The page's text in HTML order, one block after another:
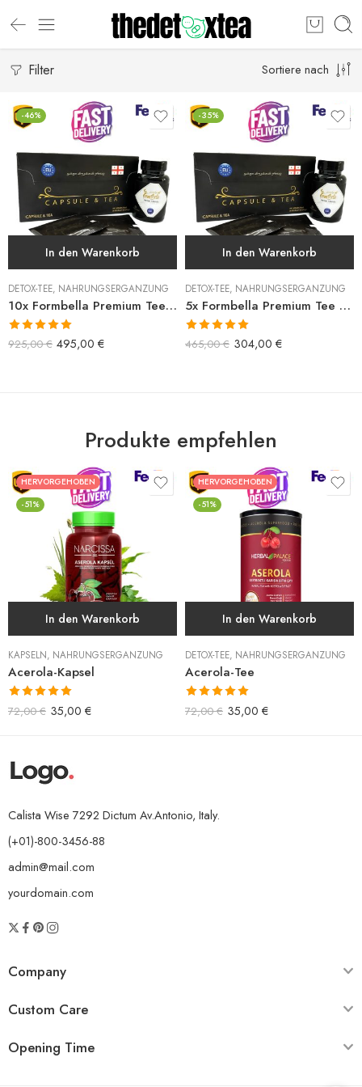
Filter Sortiere nach
-46%
In den Warenkorb
DETOX-TEE, NAHRUNGSERGÄNZUNG
10x Formbella Premium Tee und Kapsel
Bewertet mit
925,00€ 495,00 €
-35%
In den Warenkorb
DETOX-TEE, NAHRUNGSERGÄNZUNG
5x Formbella Premium Tee und Kapsel
Bewertet mit
465,00€ 304,00 €
Produkte empfehlen
HERVORGEHOBEN
-51%
In den Warenkorb
KAPSELN, NAHRUNGSERGÄNZUNG
Acerola-Kapsel
Bewertet mit
5.00von 5
72,00€ 35,00 €
HERVORGEHOBEN
-51%
In den Warenkorb
DETOX-TEE, NAHRUNGSERGÄNZUNG
Acerola-Tee
Bewertet mit
5.00von 5
72,00€ 35,00 €
Calista Wise 7292 Dictum Av.Antonio, Italy.
(+01)-800-3456-88
admin@mail.com
yourdomain.com
Company
Custom Care
Opening Time